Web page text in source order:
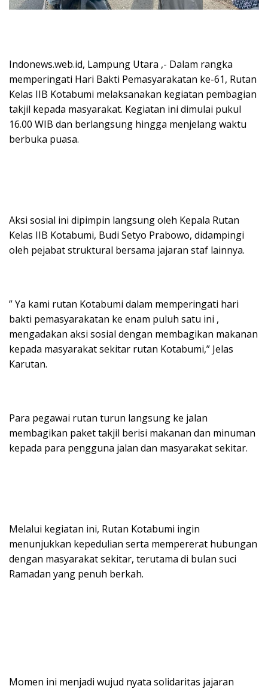
Indonews.web.id, Lampung Utara ,- Dalam rangka
memperingati Hari Bakti Pemasyarakatan ke-61, Rutan
Kelas IIB Kotabumi melaksanakan kegiatan pembagian
takjil kepada masyarakat. Kegiatan ini dimulai pukul
16.00 WIB dan berlangsung hingga menjelang waktu
berbuka puasa.
Aksi sosial ini dipimpin langsung oleh Kepala Rutan
Kelas IIB Kotabumi, Budi Setyo Prabowo, didampingi
oleh pejabat struktural bersama jajaran staf lainnya.
” Ya kami rutan Kotabumi dalam memperingati hari
bakti pemasyarakatan ke enam puluh satu ini ,
mengadakan aksi sosial dengan membagikan makanan
kepada masyarakat sekitar rutan Kotabumi,” Jelas
Karutan.
Para pegawai rutan turun langsung ke jalan
membagikan paket takjil berisi makanan dan minuman
kepada para pengguna jalan dan masyarakat sekitar.
Melalui kegiatan ini, Rutan Kotabumi ingin
menunjukkan kepedulian serta mempererat hubungan
dengan masyarakat sekitar, terutama di bulan suci
Ramadan yang penuh berkah.
Momen ini menjadi wujud nyata solidaritas jajaran